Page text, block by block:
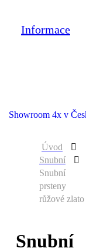
Informace
Showroom 4x v
Úvod
Snubní
Snubní
prsteny
růžové zlato
Snubní